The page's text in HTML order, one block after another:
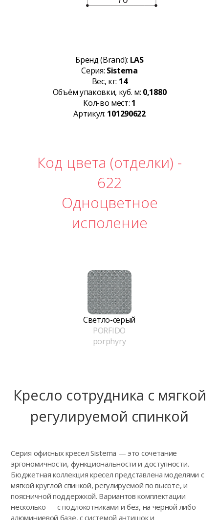
Бренд (Brand): LAS
Серия: Sistema
Вес, кг: 14
Объём упаковки, куб. м: 0,1880
Кол-во мест: 1
Артикул: 101290622
Код цвета (отделки) -
622
Одноцветное
исполение
Светло-серый
PORFIDO
porphyry
Кресло сотрудника с мягкой
регулируемой спинкой
Серия офисных кресел Sistema — это сочетание
эргономичности, функциональности и доступности.
Бюджетная коллекция кресел представлена моделями с
мягкой круглой спинкой, регулируемой по высоте, и
поясничной поддержкой. Вариантов комплектации
несколько — с подлокотниками и без, на черной либо
алюминиевой базе, с системой антишок и